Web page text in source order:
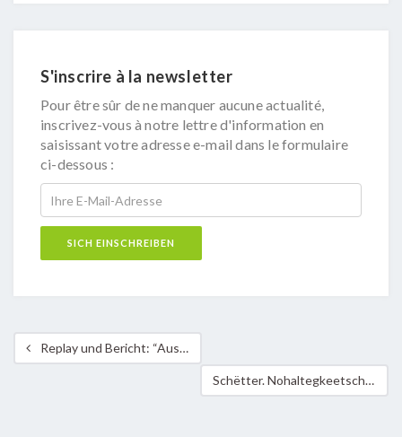
S'inscrire à la newsletter
Pour être sûr de ne manquer aucune actualité,
inscrivez-vous à notre lettre d'information en
saisissant votre adresse e-mail dans le formulaire
ci-dessous :
Replay und Bericht: “Ausstieg aus den fossilen Energien: Wie stellen wir heute die Wärmeversorgung unserer Wohnviertel von morgen sicher?”
Schëtter. Nohaltegkeetscharta an nei Subside fir d’Veräiner aus der Gemeng